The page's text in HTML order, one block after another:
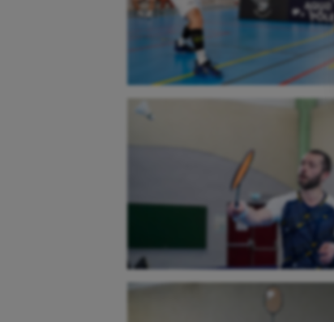
Boules lyonnaises
Canoë-kayak
Crossfit
Cyclisme